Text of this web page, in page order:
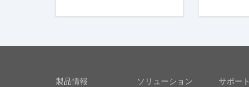
製品情報 ソリューション サポート